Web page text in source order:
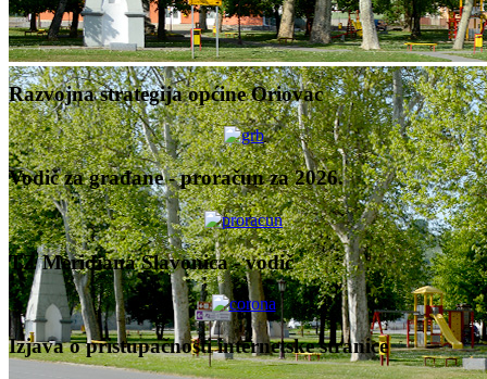
Razvojna strategija općine Oriovac
Vodič za građane - proračun za 2026.
TZ Meridiana Slavonica - vodič
Izjava o pristupačnosti internetske stranice